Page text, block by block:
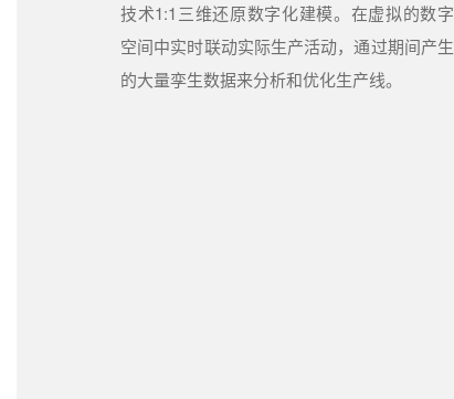
技术1:1三维还原数字化建模。在虚拟的数字
空间中实时联动实际生产活动，通过期间产生
的大量孪生数据来分析和优化生产线。